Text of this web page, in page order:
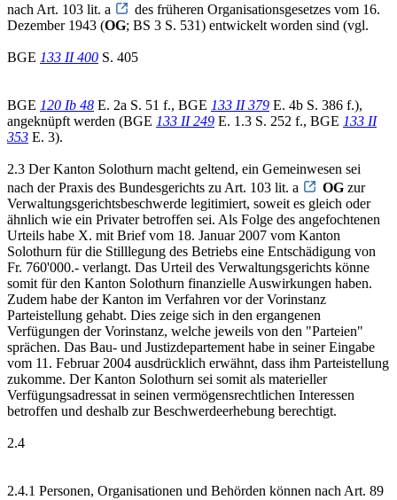
nach Art. 103 lit. a
des früheren Organisationsgesetzes vom 16.
Dezember 1943 (OG; BS 3 S. 531) entwickelt worden sind (vgl.
BGE 133 II 400 S. 405
BGE 120 Ib 48 E. 2a S. 51 f., BGE 133 II 379 E. 4b S. 386 f.),
angeknüpft werden (BGE 133 II 249 E. 1.3 S. 252 f., BGE 133 II
353 E. 3).
2.3 Der Kanton Solothurn macht geltend, ein Gemeinwesen sei
nach der Praxis des Bundesgerichts zu Art. 103 lit. a
OG zur
Verwaltungsgerichtsbeschwerde legitimiert, soweit es gleich oder
ähnlich wie ein Privater betroffen sei. Als Folge des angefochtenen
Urteils habe X. mit Brief vom 18. Januar 2007 vom Kanton
Solothurn für die Stilllegung des Betriebs eine Entschädigung von
Fr. 760'000.- verlangt. Das Urteil des Verwaltungsgerichts könne
somit für den Kanton Solothurn finanzielle Auswirkungen haben.
Zudem habe der Kanton im Verfahren vor der Vorinstanz
Parteistellung gehabt. Dies zeige sich in den ergangenen
Verfügungen der Vorinstanz, welche jeweils von den "Parteien"
sprächen. Das Bau- und Justizdepartement habe in seiner Eingabe
vom 11. Februar 2004 ausdrücklich erwähnt, dass ihm Parteistellung
zukomme. Der Kanton Solothurn sei somit als materieller
Verfügungsadressat in seinen vermögensrechtlichen Interessen
betroffen und deshalb zur Beschwerdeerhebung berechtigt.
2.4
2.4.1 Personen, Organisationen und Behörden können nach Art. 89